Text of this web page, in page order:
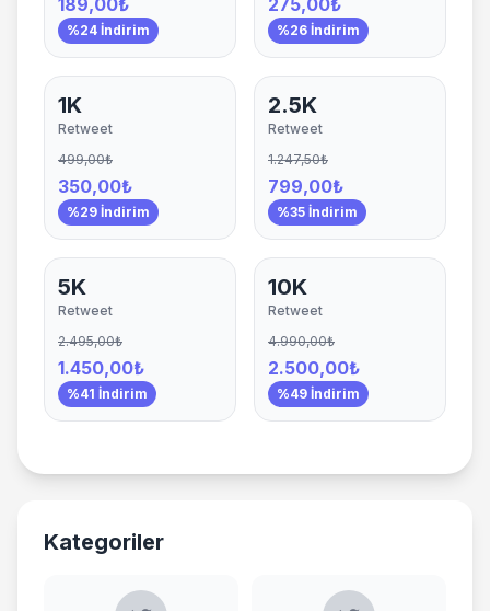
189,00₺
%24 İndirim
275,00₺
%26 İndirim
1K
Retweet
499,00₺
350,00₺
%29 İndirim
2.5K
Retweet
1.247,50₺
799,00₺
%35 İndirim
5K
Retweet
2.495,00₺
1.450,00₺
%41 İndirim
10K
Retweet
4.990,00₺
2.500,00₺
%49 İndirim
Kategoriler